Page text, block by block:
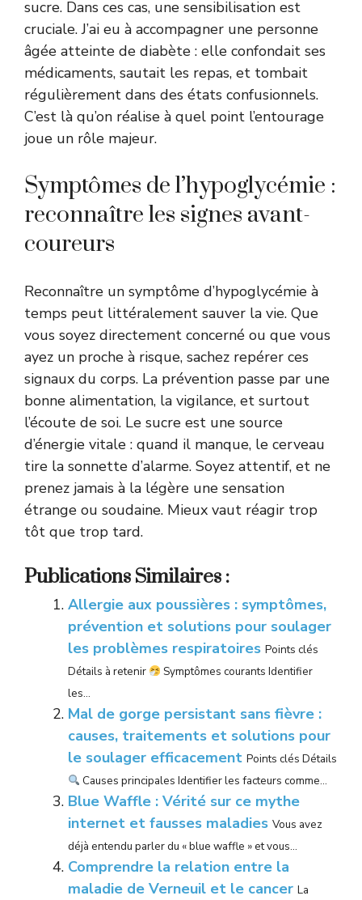
sucre. Dans ces cas, une sensibilisation est
cruciale. J’ai eu à accompagner une personne
âgée atteinte de diabète : elle confondait ses
médicaments, sautait les repas, et tombait
régulièrement dans des états confusionnels.
C’est là qu’on réalise à quel point l’entourage
joue un rôle majeur.
Symptômes de l’hypoglycémie :
reconnaître les signes avant-
coureurs
Reconnaître un symptôme d’hypoglycémie à
temps peut littéralement sauver la vie. Que
vous soyez directement concerné ou que vous
ayez un proche à risque, sachez repérer ces
signaux du corps. La prévention passe par une
bonne alimentation, la vigilance, et surtout
l’écoute de soi. Le sucre est une source
d’énergie vitale : quand il manque, le cerveau
tire la sonnette d’alarme. Soyez attentif, et ne
prenez jamais à la légère une sensation
étrange ou soudaine. Mieux vaut réagir trop
tôt que trop tard.
Publications Similaires :
Allergie aux poussières : symptômes,
prévention et solutions pour soulager
les problèmes respiratoires Points clés
Détails à retenir
Symptômes courants Identifier
les...
Mal de gorge persistant sans fièvre :
causes, traitements et solutions pour
le soulager efficacement Points clés Détails
Causes principales Identifier les facteurs comme...
Blue Waffle : Vérité sur ce mythe
internet et fausses maladies Vous avez
déjà entendu parler du « blue waffle » et vous...
Comprendre la relation entre la
maladie de Verneuil et le cancer La